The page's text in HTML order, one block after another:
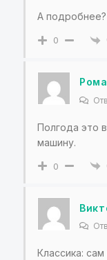
А
0
Полгода это
машину.
0
Классика: